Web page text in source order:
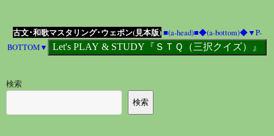
古文･和歌マスタリング･ウェポン(見本版) ■(a-head)■◆(a-bottom)◆▼P-
BOTTOM▼
検索
検索